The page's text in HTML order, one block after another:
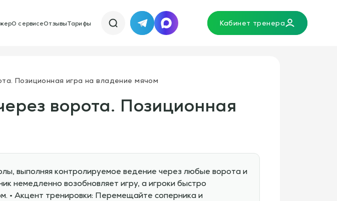
О сервисеОтзывыТарифы TelegramMAX Кабинет тренера
Позиционная игра на владение мячом
ворота. Позиционная
выполняя контролируемое ведение через любые ворота и
немедленно возобновляет игру, а игроки быстро
• Акцент тренировки: Перемещайте соперника и